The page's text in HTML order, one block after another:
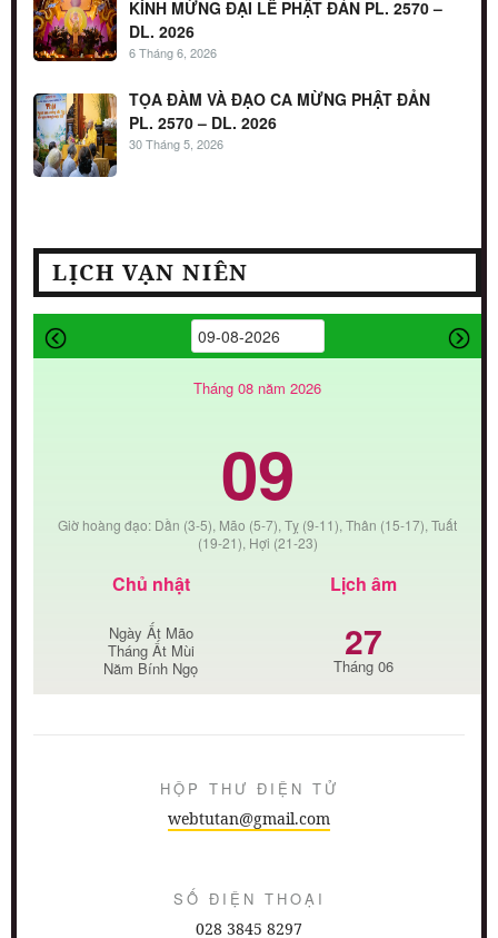
KÍNH MỪNG ĐẠI LỄ PHẬT ĐẢN PL. 2570 –
DL. 2026
6 Tháng 6, 2026
TỌA ĐÀM VÀ ĐẠO CA MỪNG PHẬT ĐẢN
PL. 2570 – DL. 2026
30 Tháng 5, 2026
LỊCH VẠN NIÊN
Tháng 08 năm 2026
09
Giờ hoàng đạo: Dần (3-5), Mão (5-7), Tỵ (9-11), Thân (15-17), Tuất
(19-21), Hợi (21-23)
Chủ nhật
Ngày Ất Mão
Tháng Ất Mùi
Năm Bính Ngọ
Lịch âm
27
Tháng 06
HỘP THƯ ĐIỆN TỬ
webtutan@gmail.com
SỐ ĐIỆN THOẠI
028 3845 8297